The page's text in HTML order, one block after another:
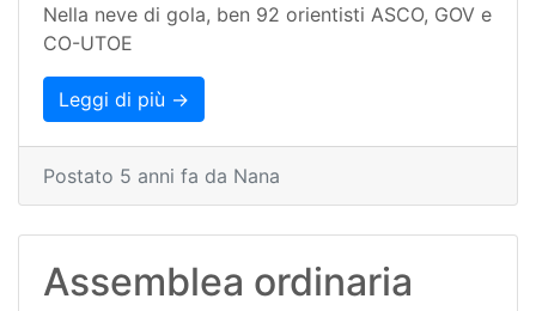
Nella neve di gola, ben 92 orientisti ASCO, GOV e
CO-UTOE
Leggi di più →
Postato 5 anni fa da Nana
Assemblea ordinaria